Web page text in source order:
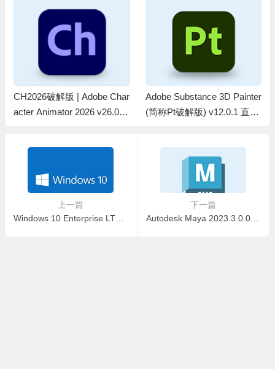
CH2026破解版 | Adobe Char
acter Animator 2026 v26.0.0.
Adobe Substance 3D Painter
(简称Pt破解版) v12.0.1 直装
上一篇
Windows 10 Enterprise LTSC2021 长期服务版（微软原版ISO镜像)
下一篇
Autodesk Maya 2023.3.0.0 x64 中文破解版软件下载